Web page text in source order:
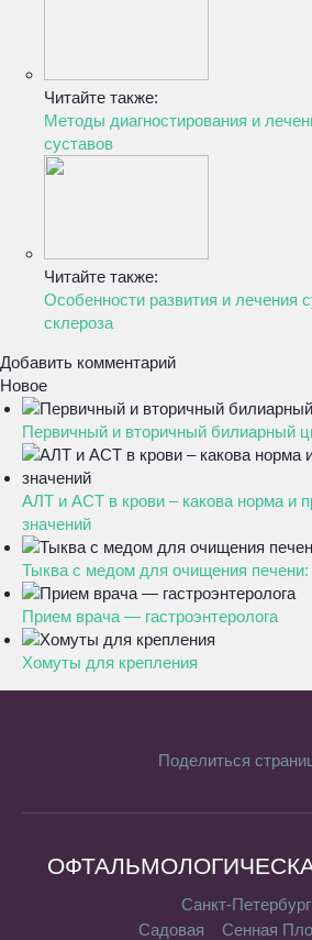
Читайте также:
Методы диагностирования и
суставов
Читайте также:
Особенности развития и лечения
склероза
Добавить комментарий
Новое
Первичный и вторичный билиарный
АЛТ и АСТ в крови – какова норма и
значений
Тыква с медом для очищения
Прием врача — гастроэнтеролога
Хомуты для крепления
Поделиться
Санкт-Петербург
Садовая
Сенная